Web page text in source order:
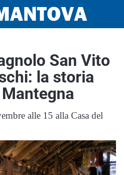
San Vito
la storia
alle 15 alla Casa del